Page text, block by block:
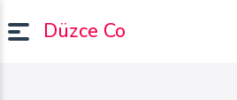
Düzce Co